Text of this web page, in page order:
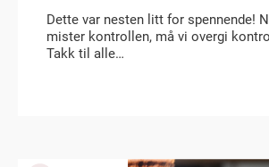
Dette var nesten litt for spennende!
mister kontrollen, må vi overgi
Takk til alle…